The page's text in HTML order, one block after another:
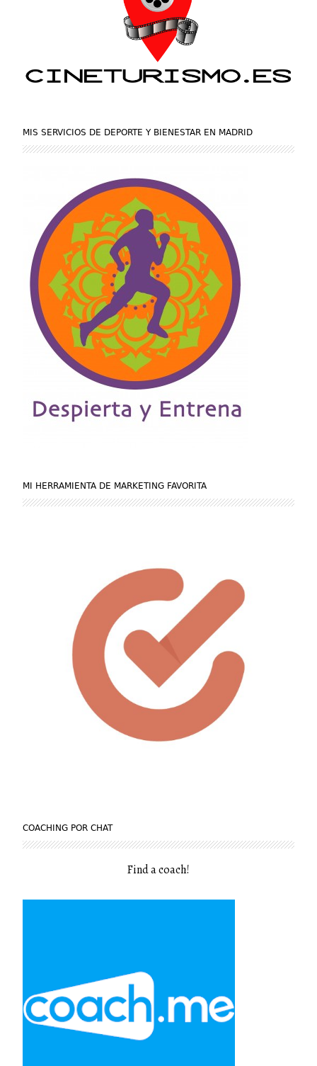
MIS SERVICIOS DE DEPORTE Y BIENESTAR EN MADRID
MI HERRAMIENTA DE MARKETING FAVORITA
COACHING POR CHAT
Find a coach!